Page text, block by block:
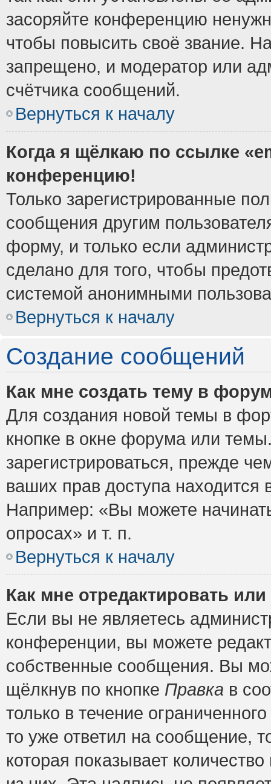
засоряйте конференцию
чтобы повысить своё звание.
запрещено, и модератор или
счётчика сообщений.
Вернуться к началу
Когда я щёлкаю по ссылке
конференцию!
Только зарегистрированные
сообщения другим
форму, и только если
сделано для того, чтобы
системой анонимными
Вернуться к началу
Создание сообщений
Как мне создать тему в
Для создания новой темы в
кнопке в окне форума или
зарегистрироваться, прежде
ваших прав доступа
Например: «Вы можете
опросах» и т. п.
Вернуться к началу
Как мне отредактировать
Если вы не являетесь
конференции, вы можете
собственные сообщения. Вы
щёлкнув по кнопке Правка в
только в течение
то уже ответил на сообщение,
которая показывает